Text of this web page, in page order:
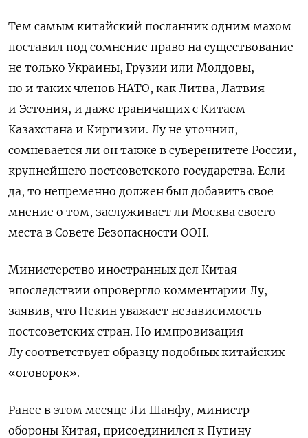
Тем самым китайский посланник одним махом
поставил под сомнение право на существование
не только Украины, Грузии или Молдовы,
но и таких членов НАТО, как Литва, Латвия
и Эстония, и даже граничащих с Китаем
Казахстана и Киргизии. Лу не уточнил,
сомневается ли он также в суверенитете России,
крупнейшего постсоветского государства. Если
да, то непременно должен был добавить свое
мнение о том, заслуживает ли Москва своего
места в Совете Безопасности ООН.
Министерство иностранных дел Китая
впоследствии опровергло комментарии Лу,
заявив, что Пекин уважает независимость
постсоветских стран. Но импровизация
Лу соответствует образцу подобных китайских
«оговорок».
Ранее в этом месяце Ли Шанфу, министр
обороны Китая, присоединился к Путину